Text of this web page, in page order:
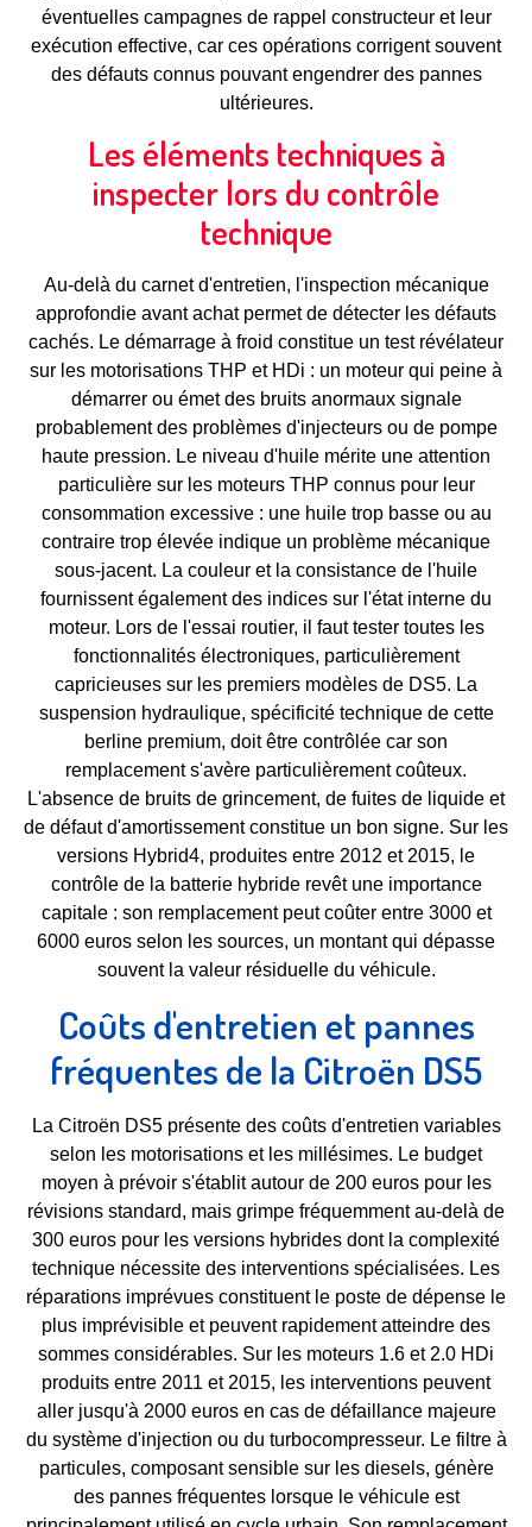
éventuelles campagnes de rappel constructeur et leur
exécution effective, car ces opérations corrigent souvent
des défauts connus pouvant engendrer des pannes
ultérieures.
Les éléments techniques à
inspecter lors du contrôle
technique
Au-delà du carnet d'entretien, l'inspection mécanique
approfondie avant achat permet de détecter les défauts
cachés. Le démarrage à froid constitue un test révélateur
sur les motorisations THP et HDi : un moteur qui peine à
démarrer ou émet des bruits anormaux signale
probablement des problèmes d'injecteurs ou de pompe
haute pression. Le niveau d'huile mérite une attention
particulière sur les moteurs THP connus pour leur
consommation excessive : une huile trop basse ou au
contraire trop élevée indique un problème mécanique
sous-jacent. La couleur et la consistance de l'huile
fournissent également des indices sur l'état interne du
moteur. Lors de l'essai routier, il faut tester toutes les
fonctionnalités électroniques, particulièrement
capricieuses sur les premiers modèles de DS5. La
suspension hydraulique, spécificité technique de cette
berline premium, doit être contrôlée car son
remplacement s'avère particulièrement coûteux.
L'absence de bruits de grincement, de fuites de liquide et
de défaut d'amortissement constitue un bon signe. Sur les
versions Hybrid4, produites entre 2012 et 2015, le
contrôle de la batterie hybride revêt une importance
capitale : son remplacement peut coûter entre 3000 et
6000 euros selon les sources, un montant qui dépasse
souvent la valeur résiduelle du véhicule.
Coûts d'entretien et pannes
fréquentes de la Citroën DS5
La Citroën DS5 présente des coûts d'entretien variables
selon les motorisations et les millésimes. Le budget
moyen à prévoir s'établit autour de 200 euros pour les
révisions standard, mais grimpe fréquemment au-delà de
300 euros pour les versions hybrides dont la complexité
technique nécessite des interventions spécialisées. Les
réparations imprévues constituent le poste de dépense le
plus imprévisible et peuvent rapidement atteindre des
sommes considérables. Sur les moteurs 1.6 et 2.0 HDi
produits entre 2011 et 2015, les interventions peuvent
aller jusqu'à 2000 euros en cas de défaillance majeure
du système d'injection ou du turbocompresseur. Le filtre à
particules, composant sensible sur les diesels, génère
des pannes fréquentes lorsque le véhicule est